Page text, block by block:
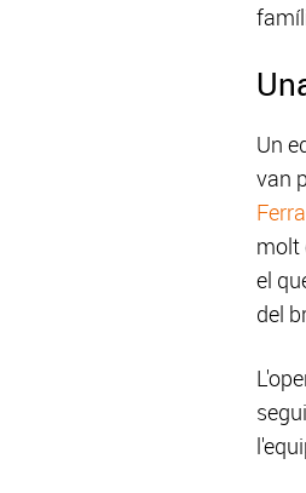
Un
van
molt
el
del